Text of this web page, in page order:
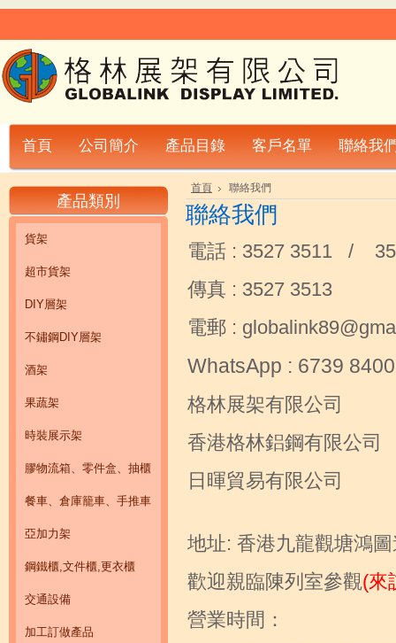
首頁 公司簡介 產品目錄 客戶名單 聯絡我
產品類別
貨架
超市貨架
DIY層架
不鏽鋼DIY層架
酒架
果蔬架
時裝展示架
膠物流箱、零件盒、抽櫃
餐車、倉庫籠車、手推車
亞加力架
鋼鐵櫃,文件櫃,更衣櫃
交通設備
加工訂做產品
首頁 聯絡我們
聯絡我們
電話 : 3527 3511 /
傳真 : 3527 3513
電郵 :
WhatsApp : 6739 8400
格林展架有限公司
香港格林鋁鋼有限公司
日暉貿易有限公司
地址: 香港九龍觀塘鴻
歡迎親臨陳列室參觀(來
營業時間：